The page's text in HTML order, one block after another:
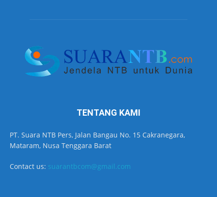
TENTANG KAMI
PT. Suara NTB Pers, Jalan Bangau No. 15 Cakranegara,
Mataram, Nusa Tenggara Barat
Contact us: suarantbcom@gmail.com